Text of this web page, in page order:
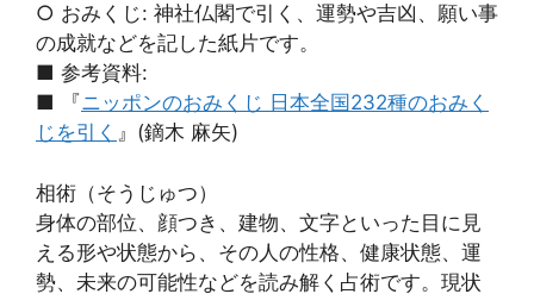
○ おみくじ: 神社仏閣で引く、運勢や吉凶、願い事
の成就などを記した紙片です。
■ 参考資料:
■ 『ニッポンのおみくじ 日本全国232種のおみく
じを引く 』(鏑木 麻矢)
相術（そうじゅつ）
身体の部位、顔つき、建物、文字といった目に見
える形や状態から、その人の性格、健康状態、運
勢、未来の可能性などを読み解く占術です。現状